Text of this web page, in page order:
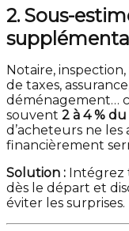
2. Sous-
Notaire,
de taxes,
déménagement…
souvent 2 à 4 %
d’acheteurs ne
financièrement
Solution : Intégrez
dès le départ et
éviter les surprises.